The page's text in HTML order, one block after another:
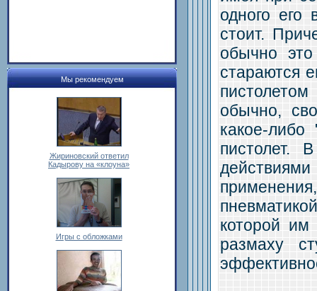
Мы рекомендуем
Жириновский ответил
Кадырову на «клоуна»
Игры с обложками
одного его
стоит.
обычно
стараются
обычно,
какое-
пистолет.
которой им
размаху